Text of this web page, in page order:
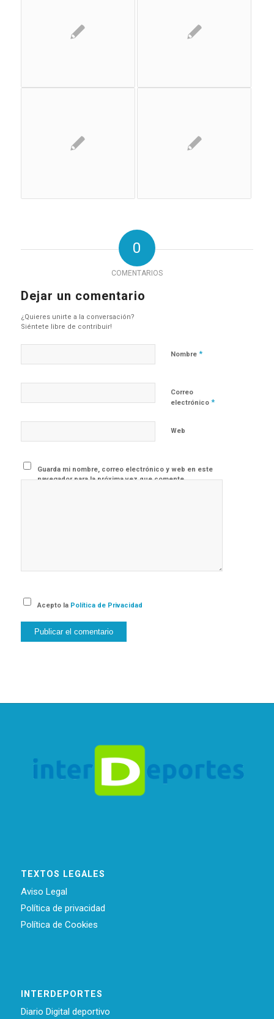
0
COMENTARIOS
Dejar un comentario
¿Quieres unirte a la conversación?
Siéntete libre de contribuir!
Nombre *
Correo
electrónico *
Web
Guarda mi nombre, correo electrónico y web en este
navegador para la próxima vez que comente.
Acepto la Política de Privacidad
TEXTOS LEGALES
Aviso Legal
Política de privacidad
Política de Cookies
INTERDEPORTES
Diario Digital deportivo